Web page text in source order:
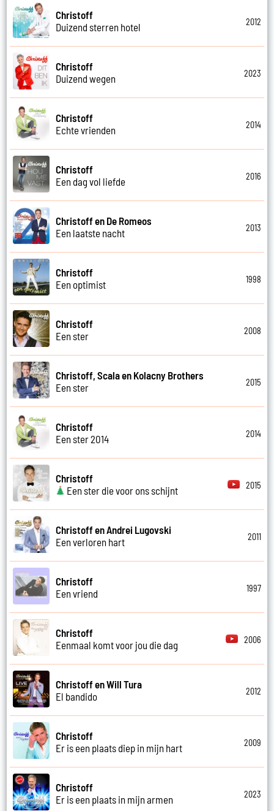
Christoff
Duizend sterren hotel
2012
Christoff
Duizend wegen
2023
Christoff
Echte vrienden
2014
Christoff
Een dag vol liefde
2016
Christoff en De Romeos
Een laatste nacht
2013
Christoff
Een optimist
1998
Christoff
Een ster
2008
Christoff, Scala en Kolacny Brothers
Een ster
2015
Christoff
Een ster 2014
2014
Christoff
Een ster die voor ons schijnt
2015
Christoff en Andrei Lugovski
Een verloren hart
2011
Christoff
Een vriend
1997
Christoff
Eenmaal komt voor jou die dag
2006
Christoff en Will Tura
El bandido
2012
Christoff
Er is een plaats diep in mijn hart
2009
Christoff
Er is een plaats in mijn armen
2023